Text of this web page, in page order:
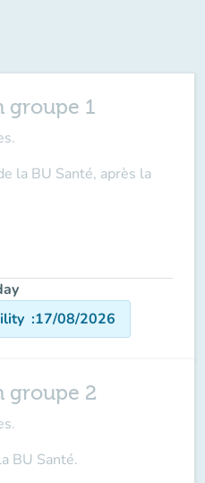
groupe 1
la BU Santé, après la
:17/08/2026
groupe 2
BU Santé.